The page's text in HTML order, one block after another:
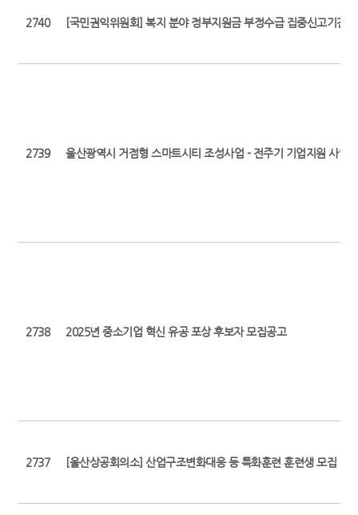
2740 [국민권익위원회] 복지 분야 정부지원금 부정수급 집중신고기간
2739 울산광역시 거점형 스마트시티 조성사업 - 전주기 기업지원 사업
2738 2025년 중소기업 혁신 유공 포상 후보자 모집공고
2737 [울산상공회의소] 산업구조변화대응 등 특화훈련 훈련생 모집